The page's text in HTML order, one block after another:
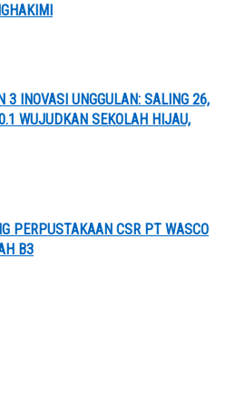
INOVASI UNGGULAN: SALING 26,
WUJUDKAN SEKOLAH HIJAU,
PERPUSTAKAAN CSR PT WASCO
B3